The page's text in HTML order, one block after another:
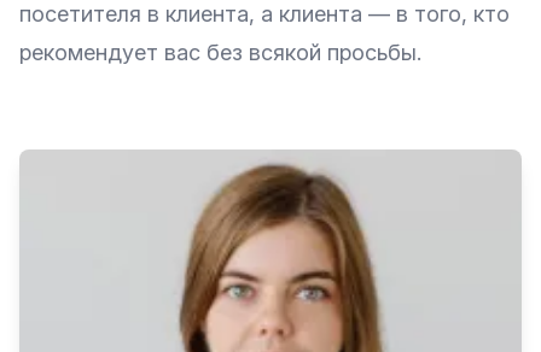
посетителя в клиента, а клиента — в того, кто
рекомендует вас без всякой просьбы.